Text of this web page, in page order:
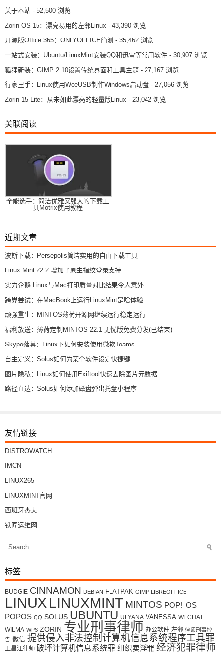
关于本站 - 52,500 浏览
Zorin OS 15：漂亮易用的左邻Linux - 43,390 浏览
开源版Office 365：ONLYOFFICE简测 - 35,462 浏览
一站式安装：Ubuntu/LinuxMint安装QQ和迅雷等常用软件 - 30,907 浏览
狐狸新装：GIMP 2.10设置传统界面和工具主题 - 27,167 浏览
行家里手：Linux使用WoeUSB制作Windows启动盘 - 27,056 浏览
Zorin 15 Lite：从未如此漂亮的轻量版Linux - 23,042 浏览
关联阅读
全能选手：简洁优雅又强大的下载工
具Motrix使用教程
近期文章
波斯下载：Persepolis简洁实用的自由下载工具
Linux Mint 22.2 增加了原生指纹登录支持
实力企鹅:Linux与Mac打印质量对比结果令人意外
跨界尝试：在MacBook上运行LinuxMint是啥体验
顽强重生：MINTOS薄荷开源网继续运行稳定运行
福利放送：薄荷定制MINTOS 22.1 无忧版免费分发(已结束)
Skype落幕：Linux下如何安装使用微软Teams
自主定义：Solus如何为某个软件设定快捷键
图片隐私：Linux如何使用Exiftool快速去除图片元数据
路径直达：Solus如何添加磁盘弹出托盘小程序
友情链接
DISTROWATCH
IMCN
LINUX265
LINUXMINT官网
西班牙杰夫
铁匠运维网
标签
BUDGIE CINNAMON DEBIAN FLATPAK GIMP LIBREOFFICE
LINUX LINUXMINT MINTOS POP!_OS
POPOS QQ SOLUS UBUNTU ULYANA VANESSA WECHAT
WILMA WPS ZORIN 专业刑事律师 办公软件 左邻 律师刑事控
告 微信 提供侵入非法控制计算机信息系统程序工具罪
王昌江律师 破坏计算机信息系统罪 组织卖淫罪 经济犯罪律师